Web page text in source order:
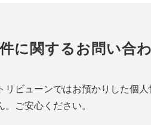
に関するお問い合
リビューンではお預かりした個
ご安心ください。